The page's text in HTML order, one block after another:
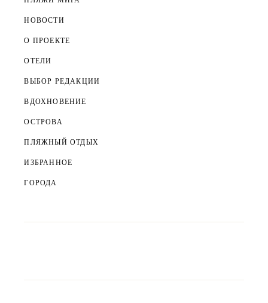
НОВОСТИ
О ПРОЕКТЕ
ОТЕЛИ
ВЫБОР РЕДАКЦИИ
ВДОХНОВЕНИЕ
ОСТРОВА
ПЛЯЖНЫЙ ОТДЫХ
ИЗБРАННОЕ
ГОРОДА